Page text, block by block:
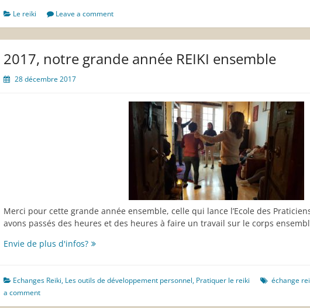
faire
du
bien
quotidien
Le reiki Leave a comment
2017, notre grande année REIKI ensemble
28 décembre 2017
Merci pour cette grande année ensemble, celle qui lance l’Ecole des
avons passés des heures et des heures à faire un travail sur le corps
Envie de plus d'infos?2017,
année
ensemble
Echanges Reiki, Les outils de développement personnel, Pratiquer le reiki échange
a comment